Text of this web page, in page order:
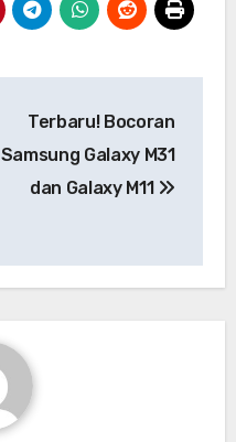
Terbaru! Bocoran
Samsung Galaxy M31
dan Galaxy M11